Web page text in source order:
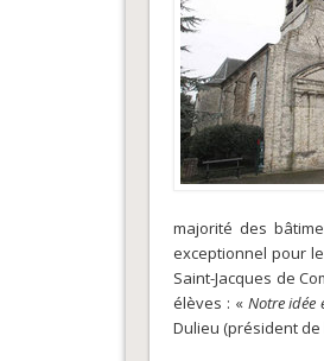
majorité des
exceptionnel pour
Saint-Jacques de
élèves : « Notre idée
Dulieu (président de